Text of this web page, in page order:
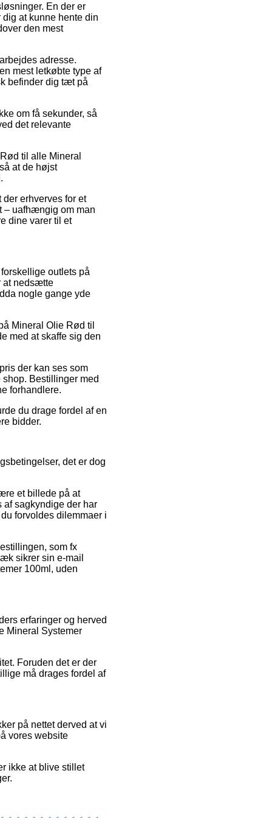
En der er
at kunne hente din
den mest
adresse.
mest letkøbte type af
befinder dig tæt på
om få sekunder, så
det relevante
til alle Mineral
at de højst
erhverves for et
– uafhængig om man
dine varer til et
outlets på
at nedsætte
nogle gange yde
Mineral Olie Rød til
med at skaffe sig den
der kan ses som
Bestillinger med
forhandlere.
du drage fordel af en
bidder.
det er dog
et billede på at
sagkyndige der har
forvoldes dilemmaer i
som fx
sikrer sin e-mail
100ml, uden
erfaringer og herved
Mineral Systemer
Foruden det er der
må drages fordel af
på nettet derved at vi
vores website
ikke at blive stillet